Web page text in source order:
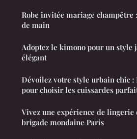
Robe invitée mariage champêtre
de main
Adoptez le kimono pour un style
élégant
Dévoilez votre style urbain chic :
pour choisir les cuissardes
Vivez une expérience de lingerie
brigade mondaine Paris